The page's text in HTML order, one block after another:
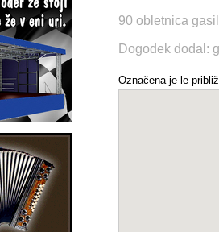
90 obletnica
Dogodek dodal:
Označena je le